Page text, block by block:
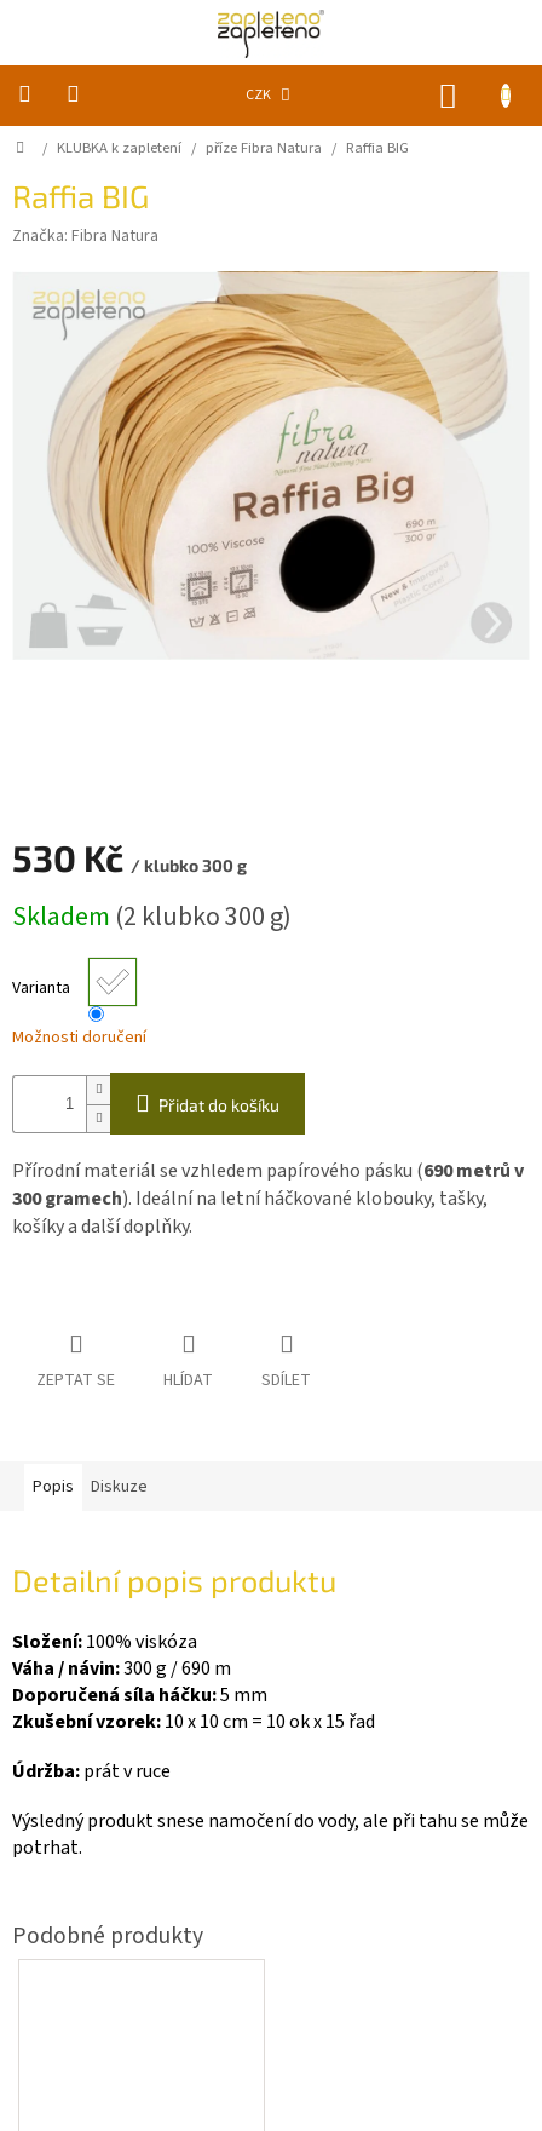
CZK
KLUBKA
zapletení
Pomůcky
Doplňky
Vychytávky
Časopisy,
knihy
poukaz
systém
Měna
(CZK)
Přihlášení
Domů
/ KLUBKA k zapletení / příze Fibra Natura / Raffia BIG
Raffia BIG
Značka: Fibra Natura
530 Kč / klubko 300 g
cena:
Skladem (2 klubko 300 g)
Varianta
Možnosti doručení
Přidat do košíku
Přírodní materiál se vzhledem papírového pásku (690 metrů v
300 gramech). Ideální na letní háčkované klobouky, tašky,
košíky a další doplňky.
ZEPTAT SE HLÍDAT SDÍLET
Popis Diskuze
Detailní popis produktu
Složení:100% viskóza
Váha / návin:300 g / 690 m
Doporučená síla háčku:5 mm
Zkušební vzorek:10 x 10 cm = 10 ok x 15 řad
Údržba:prát v ruce
Výsledný produkt snese namočení do vody, ale při tahu se může
potrhat.